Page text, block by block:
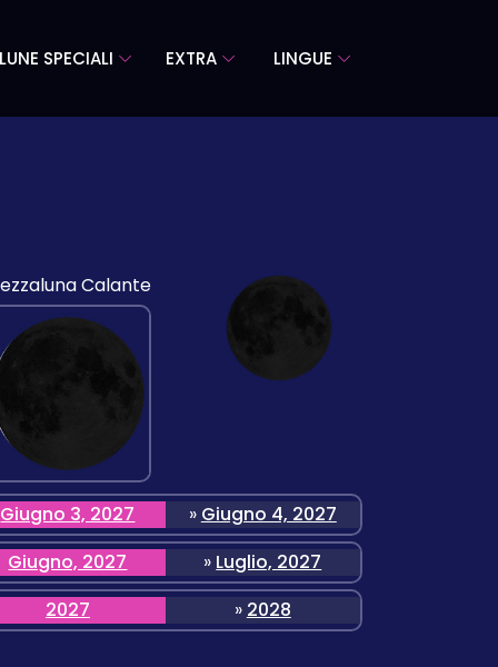
LUNE SPECIALI EXTRA LINGUE
Calante
Giugno 3, 2027 » Giugno 4, 2027
Giugno, 2027
» Luglio, 2027
2027
» 2028